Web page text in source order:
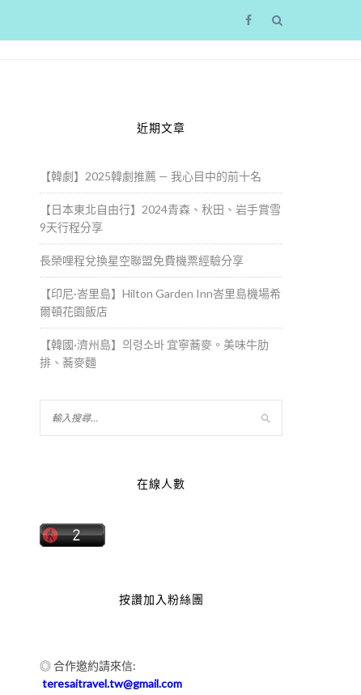
近期文章
【韓劇】2025韓劇推薦 — 我心目中的前十名
【日本東北自由行】2024青森、秋田、岩手賞雪
9天行程分享
長榮哩程兌換星空聯盟免費機票經驗分享
【印尼·峇里島】Hilton Garden Inn峇里島機場希
爾頓花園飯店
【韓國·濟州島】의령소바 宜寧蕎麥。美味牛肋
排、蕎麥麵
在線人數
按讚加入粉絲團
◎ 合作邀約請來信:
teresaitravel.tw@gmail.com